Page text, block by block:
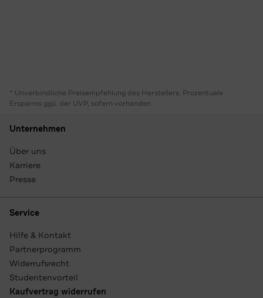
* Unverbindliche Preisempfehlung des Herstellers. Prozentuale
Ersparnis ggü. der UVP, sofern vorhanden
Unternehmen
Über uns
Karriere
Presse
Service
Hilfe & Kontakt
Partnerprogramm
Widerrufsrecht
Studentenvorteil
Kaufvertrag widerrufen